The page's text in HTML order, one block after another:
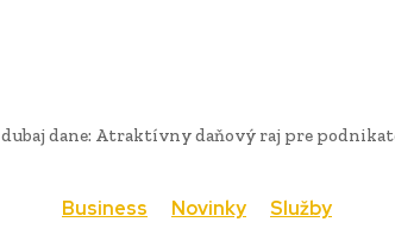
dubaj dane: Atraktívny daňový raj pre
Business Novinky Služby